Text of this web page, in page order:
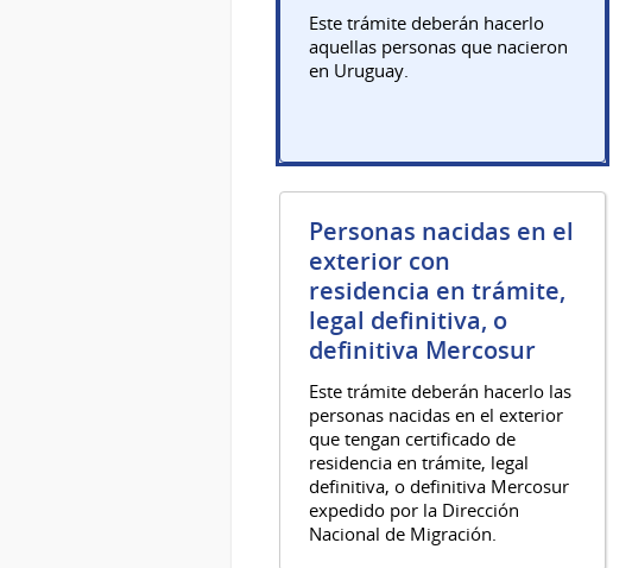
Este trámite deberán hacerlo
aquellas personas que nacieron
en Uruguay.
Personas nacidas en el
exterior con
residencia en trámite,
legal definitiva, o
definitiva Mercosur
Este trámite deberán hacerlo las
personas nacidas en el exterior
que tengan certificado de
residencia en trámite, legal
definitiva, o definitiva Mercosur
expedido por la Dirección
Nacional de Migración.